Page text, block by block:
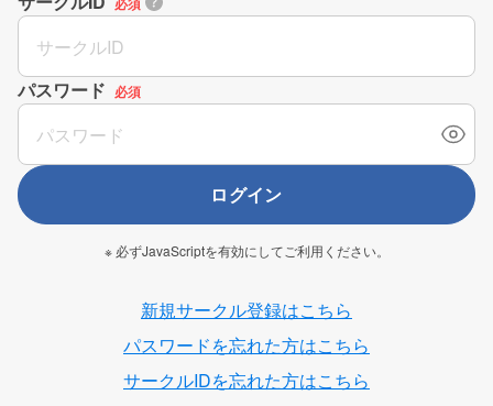
パスワード 必須
ログイン
※ 必ずJavaScriptを有効にしてご利用ください。
新規サークル登録はこちら
パスワードを忘れた方はこちら
サークルIDを忘れた方はこちら